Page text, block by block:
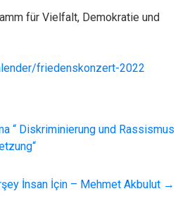
für Vielfalt, Demokratie und
friedenskonzert-2022
“ Diskriminierung und Rassismus
İnsan İçin – Mehmet Akbulut →